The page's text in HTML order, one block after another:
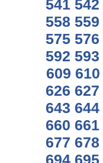
541 542
558 559
575 576
592 593
609 610
626 627
643 644
660 661
677 678
694 695